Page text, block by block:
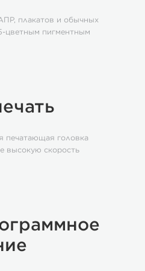
плакатов и обычных
цветным пигментным
печатающая головка
высокую скорость